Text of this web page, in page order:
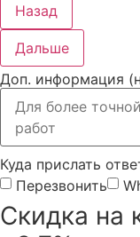
Назад
Дальше
Доп. информация
Куда прислать
Перезвонить
Скидка на